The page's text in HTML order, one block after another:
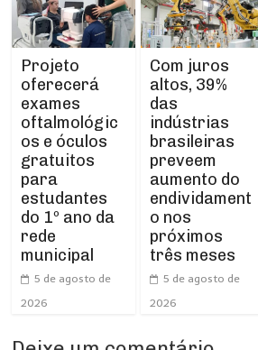
Projeto
oferecerá
exames
oftalmológic
os e óculos
gratuitos
para
estudantes
do 1º ano da
rede
municipal
5 de agosto de
2026
Com juros
altos, 39%
das
indústrias
brasileiras
preveem
aumento do
endividament
o nos
próximos
três meses
5 de agosto de
2026